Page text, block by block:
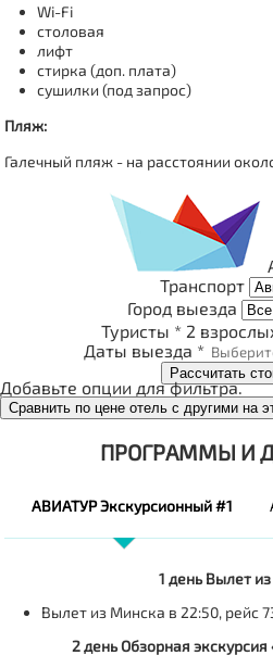
Wi-Fi
столовая
лифт
стирка (доп. плата)
сушилки (под запрос)
Пляж:
Галечный пляж - на расстоянии
Транспорт
Город выезда
Туристы * 2
Даты выезда *
Рассчитать
Добавьте опции для фильтра.
Сравнить по цене отель с другими на
ПРОГРАММЫ И
АВИАТУР Экскурсионный #1
1 деньВылет
Вылет из Минска в 22:50, рейс
2 день Обзорная